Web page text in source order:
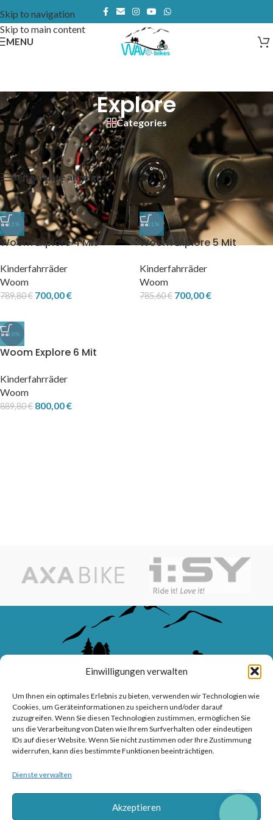
Einwilligungen verwalten
Um Ihnen ein optimales Erlebnis zu bieten, verwenden wir Technologien wie
Cookies, um Geräteinformationen zu speichern und/oder darauf
zuzugreifen. Wenn Sie diesen Technologien zustimmen, ermöglichen Sie
uns die Verarbeitung von Daten wie Ihrem Surfverhalten oder eindeutigen
IDs auf dieser Website. Wenn Sie nicht zustimmen oder Ihre Zustimmung
widerrufen, kann dies bestimmte Funktionen beeinträchtigen.
Dienste verwalten
Akzeptieren
Skip to navigation
Skip to main content
MENU
Explore
Categories
Start/ Produkte verschlagwortet mit „Explore“
Alle 3 Ergebnisse werden angezeigt
Seitenleiste anzeigen
-11%
Woom Explore 4 Mit
Kinderfahrräder
Woom
789,80€ 700,00€
-11%
Woom Explore 5 Mit
Kinderfahrräder
Woom
785,60€ 700,00€
-10%
Woom Explore 6 Mit
Kinderfahrräder
Woom
889,80€ 800,00€
WAVE-BIKES – Ihr Meisterbetrieb für Fahrräder, E-Bikes, Service